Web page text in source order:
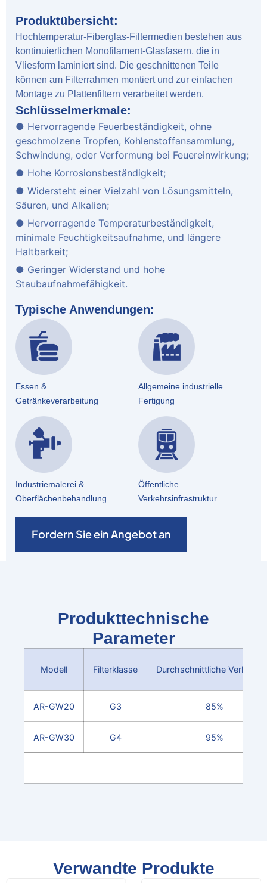
Produktübersicht:
Hochtemperatur-Fiberglas-Filtermedien bestehen aus
kontinuierlichen Monofilament-Glasfasern, die in
Vliesform laminiert sind. Die geschnittenen Teile
können am Filterrahmen montiert und zur einfachen
Montage zu Plattenfiltern verarbeitet werden.
Schlüsselmerkmale:
● Hervorragende Feuerbeständigkeit, ohne
geschmolzene Tropfen, Kohlenstoffansammlung,
Schwindung, oder Verformung bei Feuereinwirkung;
● Hohe Korrosionsbeständigkeit;
● Widersteht einer Vielzahl von Lösungsmitteln,
Säuren, und Alkalien;
● Hervorragende Temperaturbeständigkeit,
minimale Feuchtigkeitsaufnahme, und längere
Haltbarkeit;
● Geringer Widerstand und hohe
Staubaufnahmefähigkeit.
Typische Anwendungen:
Essen &
Getränkeverarbeitung
Allgemeine industrielle
Fertigung
Industriemalerei &
Oberflächenbehandlung
Öffentliche
Verkehrsinfrastruktur
Fordern Sie ein Angebot an
Produkttechnische
Parameter
Modell Filterklasse Durchschnittliche
AR-GW20 G3 85%
AR-GW30 G4 95%
Verwandte Produkte